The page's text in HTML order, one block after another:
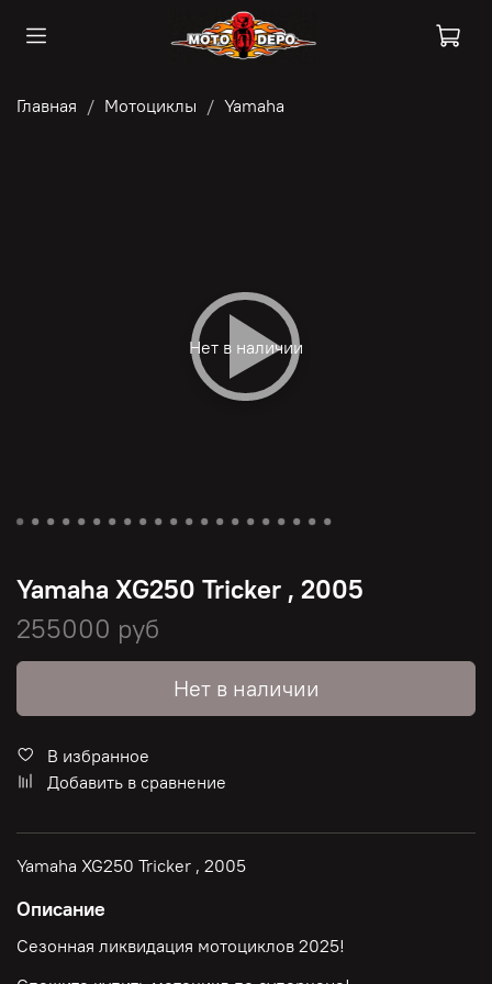
Главная Мотоциклы Yamaha
Нет в наличии
Yamaha XG250 Tricker , 2005
255000 руб
Нет в наличии
В избранное
Добавить в сравнение
Yamaha XG250 Tricker , 2005
Описание
Сезонная ликвидация мотоциклов 2025!